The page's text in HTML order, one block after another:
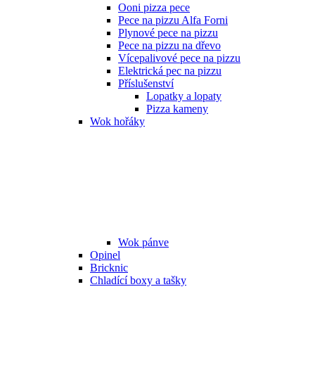
Ooni pizza pece
Pece na pizzu Alfa Forni
Plynové pece na pizzu
Pece na pizzu na dřevo
Vícepalivové pece na pizzu
Elektrická pec na pizzu
Příslušenství
Lopatky a lopaty
Pizza kameny
Wok hořáky
Wok pánve
Opinel
Bricknic
Chladící boxy a tašky